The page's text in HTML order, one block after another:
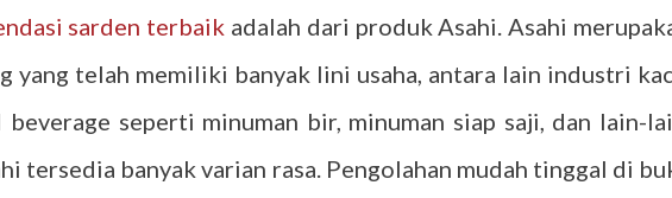
sarden terbaik adalah dari produk Asahi. Asahi
yang telah memiliki banyak lini usaha, antara lain industri
seperti minuman bir, minuman siap saji, dan lain-
tersedia banyak varian rasa. Pengolahan mudah tinggal di